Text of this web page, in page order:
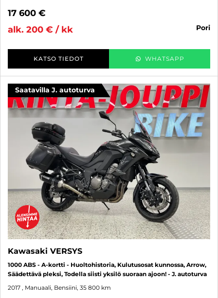
17 600 €
alk. 200 € / kk
pori
KATSO TIEDOT WHATSAPP
Saatavilla J. autoturva
Kawasaki VERSYS
1000 ABS - A-kortti - Huoltohistoria, Kulutusosat kunnossa, Arrow,
Säädettävä pleksi, Todella siisti yksilö suoraan ajoon! - J. autoturva
2017 , Manuaali, Bensiini, 35 800 km